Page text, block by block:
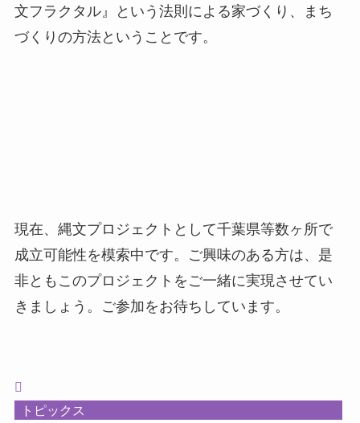
文フラクタル』という法則による家づくり、まち
づくりの方法ということです。
現在、縄文プロジェクトとして千葉県等数ヶ所で
成立可能性を模索中です。ご興味のある方は、是
非ともこのプロジェクトをご一緒に実現させてい
きましょう。ご参加をお待ちしています。
トピックス